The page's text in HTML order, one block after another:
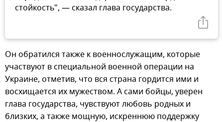
стойкость", — сказал глава государства.
Он обратился также к военнослужащим, которые
участвуют в специальной военной операции на
Украине, отметив, что вся страна гордится ими и
восхищается их мужеством. А сами бойцы, уверен
глава государства, чувствуют любовь родных и
близких, а также мощную, искреннюю поддержку